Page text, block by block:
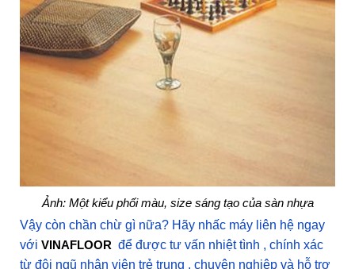
Ảnh: Một kiểu phối màu, size sáng tạo của sàn nhựa
Vậy còn chần chừ gì nữa? Hãy nhấc máy liên hệ ngay
với VINAFLOOR để được tư vấn nhiệt tình , chính xác
từ đội ngũ nhân viên trẻ trung , chuyên nghiệp và hỗ trợ